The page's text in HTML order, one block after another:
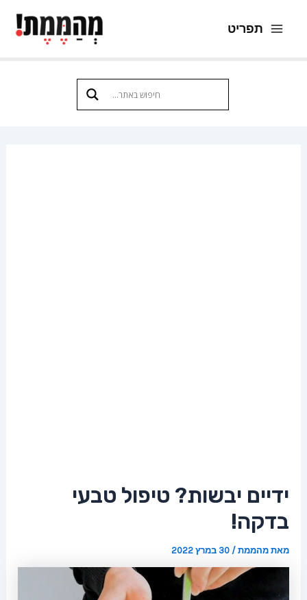
לתוכן
תפריט
ידיים יבשות? טיפול טבעי
בדקה!
מאתמהממת/30 במרץ 2022